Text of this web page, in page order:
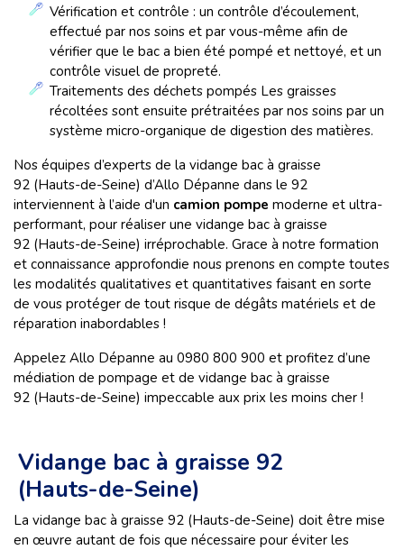
Vérification et contrôle : un contrôle d’écoulement,
effectué par nos soins et par vous-même afin de
vérifier que le bac a bien été pompé et nettoyé, et un
contrôle visuel de propreté.
Traitements des déchets pompés Les graisses
récoltées sont ensuite prétraitées par nos soins par un
système micro-organique de digestion des matières.
Nos équipes d’experts de la vidange bac à graisse
92 (Hauts-de-Seine) d’Allo Dépanne dans le 92
interviennent à l’aide d'un camion pompe moderne et ultra-
performant, pour réaliser une vidange bac à graisse
92 (Hauts-de-Seine) irréprochable. Grace à notre formation
et connaissance approfondie nous prenons en compte toutes
les modalités qualitatives et quantitatives faisant en sorte
de vous protéger de tout risque de dégâts matériels et de
réparation inabordables !
Appelez Allo Dépanne au 0980 800 900 et profitez d’une
médiation de pompage et de vidange bac à graisse
92 (Hauts-de-Seine) impeccable aux prix les moins cher !
Vidange bac à graisse 92
(Hauts-de-Seine)
La vidange bac à graisse 92 (Hauts-de-Seine) doit être mise
en œuvre autant de fois que nécessaire pour éviter les